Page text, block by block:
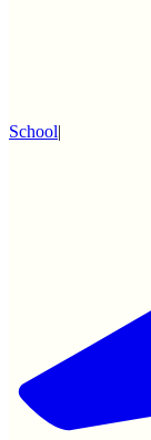
School|